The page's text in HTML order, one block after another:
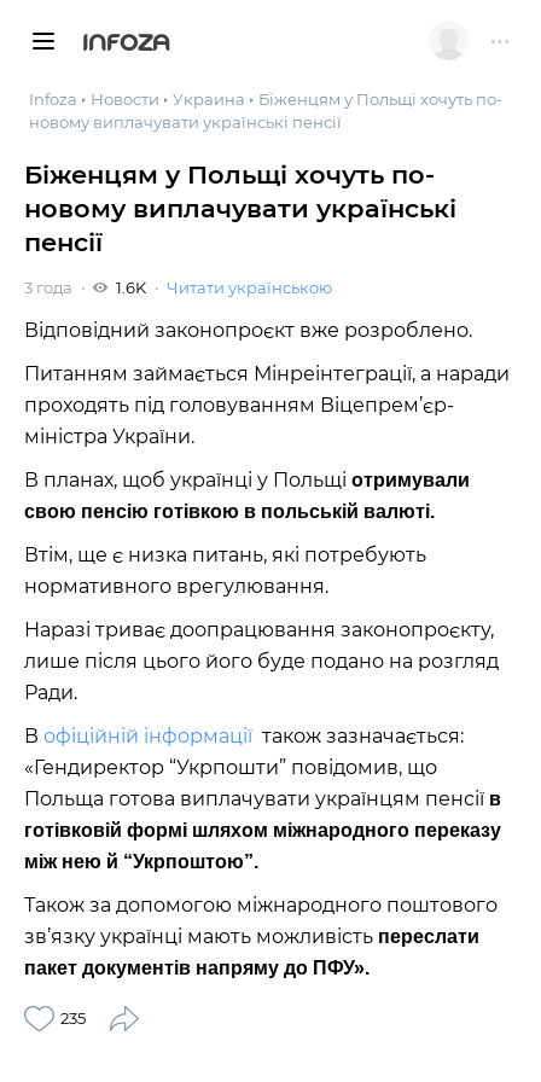
INFOZA
Infoza Новости Украина
Біженцям у Польщі хочуть по-
новому виплачувати українські пенсії
Біженцям у Польщі хочуть по-
новому виплачувати українські
пенсії
3 года 1.6K Читати українською
Відповідний законопроєкт вже розроблено.
Питанням займається Мінреінтеграції, а наради
проходять під головуванням Віцепрем’єр-
міністра України.
В планах, щоб українці у Польщі отримували
свою пенсію готівкою в польській валюті.
Втім, ще є низка питань, які потребують
нормативного врегулювання.
Наразі триває доопрацювання законопроєкту,
лише після цього його буде подано на розгляд
Ради.
В офіційній інформації також зазначається:
«Гендиректор “Укрпошти” повідомив, що
Польща готова виплачувати українцям пенсії в
готівковій формі шляхом міжнародного переказу
між нею й “Укрпоштою”.
Також за допомогою міжнародного поштового
зв’язку українці мають можливість переслати
пакет документів напряму до ПФУ».
235